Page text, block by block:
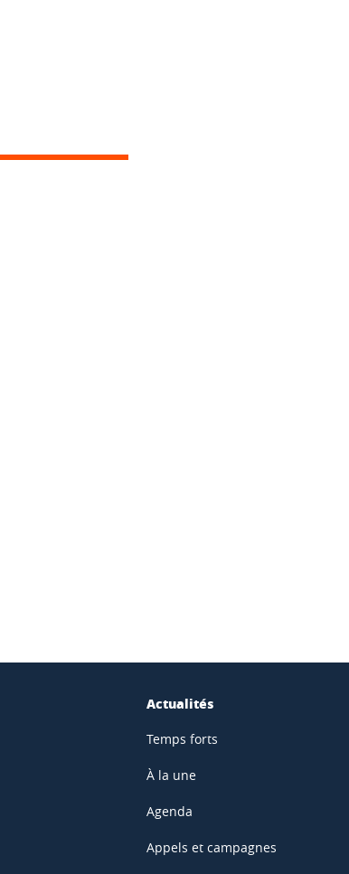
Actualités
Temps forts
À la une
Agenda
Appels et campagnes